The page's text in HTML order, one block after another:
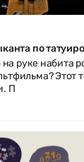
по
руке набита
Этот
П